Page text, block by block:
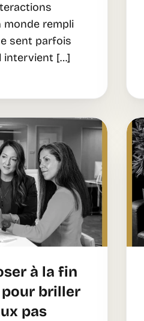
monde rempli
sent parfois
intervient […]
à la fin
pour briller
pas